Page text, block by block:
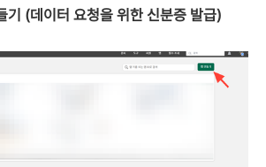
기 (데이터 요청을 위한 신분증 발급)